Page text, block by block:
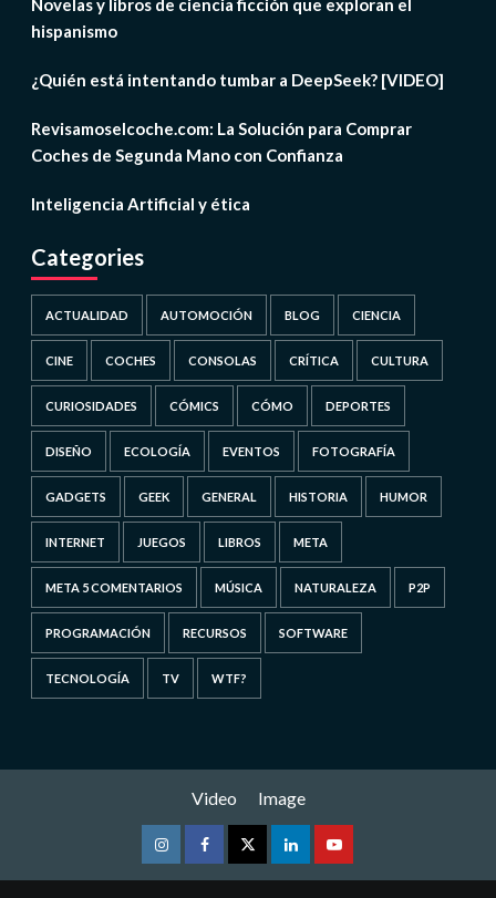
Novelas y libros de ciencia ficción que exploran el
hispanismo
¿Quién está intentando tumbar a DeepSeek? [VIDEO]
Revisamoselcoche.com: La Solución para Comprar
Coches de Segunda Mano con Confianza
Inteligencia Artificial y ética
Categories
ACTUALIDAD AUTOMOCIÓN BLOG CIENCIA
CINE COCHES CONSOLAS CRÍTICA CULTURA
CURIOSIDADES CÓMICS CÓMO DEPORTES
DISEÑO ECOLOGÍA EVENTOS FOTOGRAFÍA
GADGETS GEEK GENERAL HISTORIA HUMOR
INTERNET JUEGOS LIBROS META
META 5 COMENTARIOS MÚSICA NATURALEZA P2P
PROGRAMACIÓN RECURSOS SOFTWARE
TECNOLOGÍA TV WTF?
Video Image
InstagramFacebookTwitterLinkedinYoutube